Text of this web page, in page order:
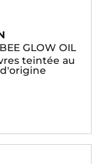
GLOW OIL
teintée au